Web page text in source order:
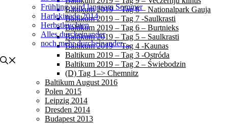
Frühling wird langsam Sommer
Harlekinade 2014
Herbstleuchten
Alles durcheinander
noch mehr durcheinander…
Baltikum 2019 – Tag 8 – Nationalpark Gauja
Baltikum 2019 – Tag 7 -Saulkrasti
Baltikum 2019 – Tag 6 – Burtnieks
Baltikum 2019 – Tag 5 – Saulkrasti
Baltikum 2019 – Tag 4 -Kaunas
Baltikum 2019 – Tag 3 -Ostróda
Baltikum 2019 – Tag 2 – Świebodzin
(D) Tag 1–> Chemnitz
Baltikum August 2016
Polen 2015
Leipzig 2014
Dresden 2014
Budapest 2013